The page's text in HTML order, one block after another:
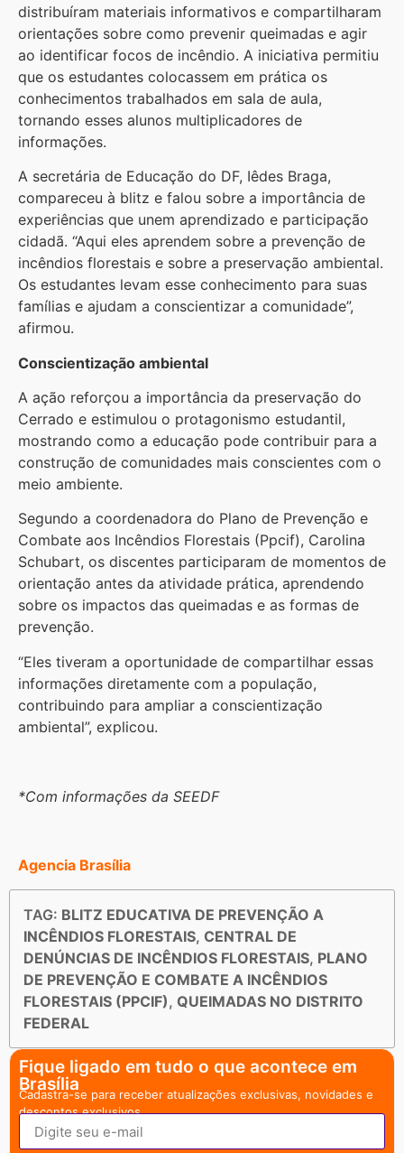
distribuíram materiais informativos e compartilharam
orientações sobre como prevenir queimadas e agir
ao identificar focos de incêndio. A iniciativa permitiu
que os estudantes colocassem em prática os
conhecimentos trabalhados em sala de aula,
tornando esses alunos multiplicadores de
informações.
A secretária de Educação do DF, Iêdes Braga,
compareceu à blitz e falou sobre a importância de
experiências que unem aprendizado e participação
cidadã. “Aqui eles aprendem sobre a prevenção de
incêndios florestais e sobre a preservação ambiental.
Os estudantes levam esse conhecimento para suas
famílias e ajudam a conscientizar a comunidade”,
afirmou.
Conscientização ambiental
A ação reforçou a importância da preservação do
Cerrado e estimulou o protagonismo estudantil,
mostrando como a educação pode contribuir para a
construção de comunidades mais conscientes com o
meio ambiente.
Segundo a coordenadora do Plano de Prevenção e
Combate aos Incêndios Florestais (Ppcif), Carolina
Schubart, os discentes participaram de momentos de
orientação antes da atividade prática, aprendendo
sobre os impactos das queimadas e as formas de
prevenção.
“Eles tiveram a oportunidade de compartilhar essas
informações diretamente com a população,
contribuindo para ampliar a conscientização
ambiental”, explicou.
*Com informações da SEEDF
Agencia Brasília
TAG: BLITZ EDUCATIVA DE PREVENÇÃO A
INCÊNDIOS FLORESTAIS, CENTRAL DE
DENÚNCIAS DE INCÊNDIOS FLORESTAIS, PLANO
DE PREVENÇÃO E COMBATE A INCÊNDIOS
FLORESTAIS (PPCIF), QUEIMADAS NO DISTRITO
FEDERAL
Fique ligado em tudo o que acontece em
Brasília
Cadastra-se para receber atualizações exclusivas, novidades e
descontos exclusivos.